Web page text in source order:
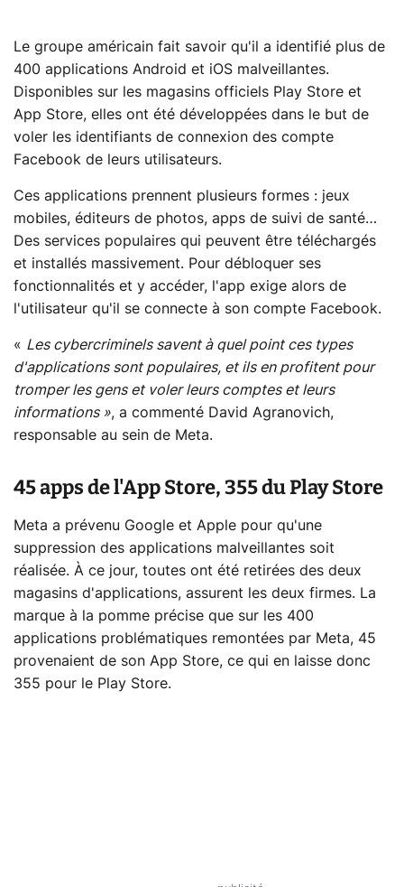
Le groupe américain fait savoir qu'il a identifié plus de
400 applications Android et iOS malveillantes.
Disponibles sur les magasins officiels Play Store et
App Store, elles ont été développées dans le but de
voler les identifiants de connexion des compte
Facebook de leurs utilisateurs.
Ces applications prennent plusieurs formes : jeux
mobiles, éditeurs de photos, apps de suivi de santé…
Des services populaires qui peuvent être téléchargés
et installés massivement. Pour débloquer ses
fonctionnalités et y accéder, l'app exige alors de
l'utilisateur qu'il se connecte à son compte Facebook.
« Les cybercriminels savent à quel point ces types
d'applications sont populaires, et ils en profitent pour
tromper les gens et voler leurs comptes et leurs
informations », a commenté David Agranovich,
responsable au sein de Meta.
45 apps de l'App Store, 355 du Play Store
Meta a prévenu Google et Apple pour qu'une
suppression des applications malveillantes soit
réalisée. À ce jour, toutes ont été retirées des deux
magasins d'applications, assurent les deux firmes. La
marque à la pomme précise que sur les 400
applications problématiques remontées par Meta, 45
provenaient de son App Store, ce qui en laisse donc
355 pour le Play Store.